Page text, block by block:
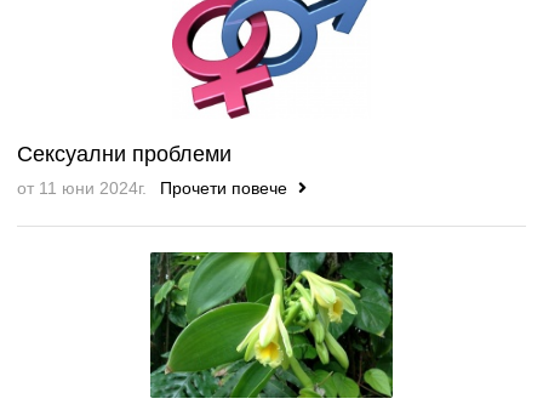
Сексуални проблеми
от 11 юни 2024г. Прочети повече